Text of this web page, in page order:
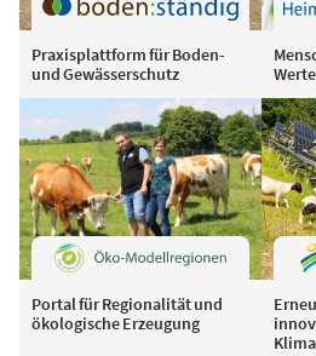
Praxisplattform für Boden-
und Gewässerschutz
Werte
Portal für Regionalität und
ökologische Erzeugung